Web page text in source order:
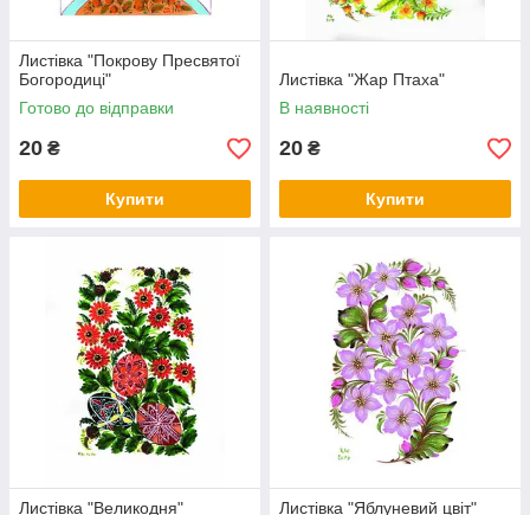
Листівка "Покрову Пресвятої
Богородиці"
Готово до відправки
20 ₴
Купити
Листівка "Жар Птаха"
В наявності
20 ₴
Купити
Листівка "Великодня"
Листівка "Яблуневий цвіт"